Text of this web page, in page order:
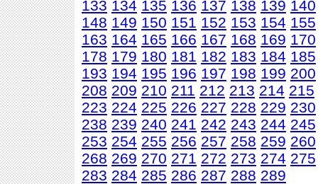
133 134 135 136 137 138 139 140
148 149 150 151 152 153 154 155
163 164 165 166 167 168 169 170
178 179 180 181 182 183 184 185
193 194 195 196 197 198 199 200
208 209 210 211 212 213 214 215
223 224 225 226 227 228 229 230
238 239 240 241 242 243 244 245
253 254 255 256 257 258 259 260
268 269 270 271 272 273 274 275
283 284 285 286 287 288 289